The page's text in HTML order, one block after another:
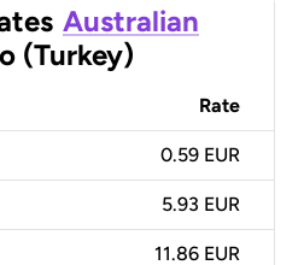
Australian
(Turkey)
Rate
0.59 EUR
5.93 EUR
11.86 EUR